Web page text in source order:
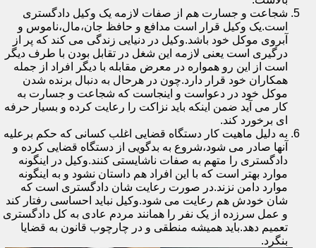
شجاعت و جسارت هم از صفات لازمه یک وکیل دادگستری
است.یک وکیل قرار است مدافع و حافظ جان،مال،ناموس و
آبروی موکل خود باشد.وکیل در دنیایی زندگی می کند که پر از
درگیری است یعنی لازمه این شغل در تقابل بودن با طرف دیگر
است از این رو همواره در معرض مقابله با دیگر افراد از جمله
همکاران خود قرار دارد.چون در هرحال به دنبال برنده شدن
موکل خود در دعواست و اینجاست که شجاعت و جسارت به
کار می آید ضمن اینکه باید نزاکت را رعایت کرده و بسیار حرفه
ای برخورد کند.
به دلیل ماهیت کار دستگاه قضایی اغلب کسانی که حکم برعلیه
آنها صادر می شود،شروع به بدگویی از دستگاه قضایی کرده و
دادگستری را متهم به صفات ناشایستی کنند.وکیل در اینگونه
موارد بهتر است که با این افراد هم داستان نشود و به اینگونه
موارد دامن نزند.در صورت رعایت شان دادگستری است که
شان خودش هم رعایت می شود.وکیل نباید احساسی رفتار کند
و عمل سرزده از یک نفر را همانند مردم عادی به کل دادگستری
تعمیم دهد.باید همیشه منطقی و در چارچوب قانون به قضایا
بنگرد.